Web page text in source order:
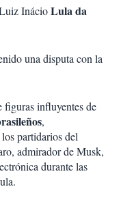
InácioLula da
una disputa con la
figuras influyentes de
,
partidarios del
admirador de Musk,
durante las